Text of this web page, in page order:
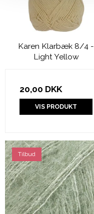
Karen Klarbæk 8/4 -
Light Yellow
20,00 DKK
VIS PRODUKT
Tilbud